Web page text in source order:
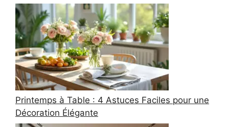
Printemps à Table : 4 Astuces Faciles pour une
Décoration Élégante